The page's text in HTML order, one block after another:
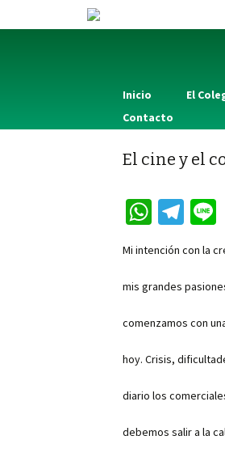
Inicio El
Contacto
El cine y el
W
at
sA
p
Te
le
gr
a
m
Mi intención con la
mis grandes
comenzamos con
hoy. Crisis,
diario los
debemos salir a la